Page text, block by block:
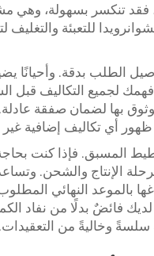
فقد تنكسر بسهولة، وهي
للتعبئة
الطلب بدقة. وأحيانًا
لجميع التكاليف قبل
بها لضمان صفقة عادلة.
أي تكاليف إضافية غير
المسبق. فإذا كنت
الإنتاج والشحن.
بالموعد النهائي
فائضٌ بدلًا من نفاد
وخاليةً من التعقيدات.